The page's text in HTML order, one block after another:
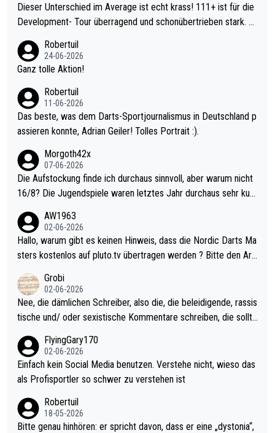
Dieser Unterschied im Average ist echt krass! 111+ ist für die
Development- Tour überragend und schonübertrieben stark. U
mal 40+ erst recht. Da gewinnst keinen Blumentopf - ist ja noc
h krasser wie ein Pokalspiel eines Kreisligisten vs einem Bund
Robertuil
24-06-2026
Ganz tolle Aktion!
Robertuil
11-06-2026
Das beste, was dem Darts-Sportjournalismus in Deutschland p
assieren konnte, Adrian Geiler! Tolles Portrait :).
Morgoth42x
07-06-2026
Die Aufstockung finde ich durchaus sinnvoll, aber warum nicht
16/8? Die Jugendspiele waren letztes Jahr durchaus sehr kurz
Allerdings ist Mitchell Lawrie als Nummer 1 der Welt eh qualifi
ziert. Somit ändert die automatische Qualifikation des Weltmei
sters erstmal nichts. Ich denke sie wollen damit für nächstes J
ohl wenig WDF Turniere spielen. Dies war bei Archie Self letzt
es Jahr der Fall. Er musste als amtierender Weltmeister durch
den Qualifier und ich glaube kaum, dass Mitchel sich das (in Ve
gas) antun würde, wenn er doch eigentlich die PDC-WM als Zi
el hat.
AW1963
02-06-2026
Hallo, warum gibt es keinen Hinweis, dass die Nordic Darts Ma
sters kostenlos auf pluto.tv übertragen werden ? Bitte den Arti
Grobi
02-06-2026
Nee, die dämlichen Schreiber, also die, die beleidigende, rassis
tische und/ oder sexistische Kommentare schreiben, die sollte
s Leben in den Griff kriegen. Nur eins wundert mich: Luke Little
r war doch neulich erst derjenige, der über Social Media GvV p
rovoziert hat. Und Littlers Mutter schießt öfters mal gegen Ric
FlyingGary170
02-06-2026
Einfach kein Social Media benutzen. Verstehe nicht, wieso das
als Profisportler so schwer zu verstehen ist
Robertuil
18-05-2026
Bitte genau hinhören: er spricht davon, dass er eine „dystonia“,